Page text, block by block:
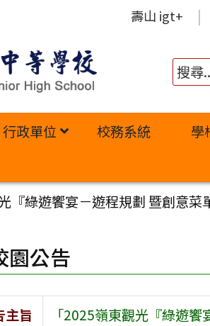
壽山 igt+
行政單位 校務系統 學
『綠遊饗宴－遊程規劃 暨創意菜
園公告
主旨
「2025嶺東觀光『綠遊